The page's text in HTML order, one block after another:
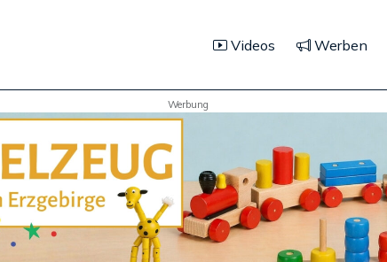
Videos Werben
Werbung